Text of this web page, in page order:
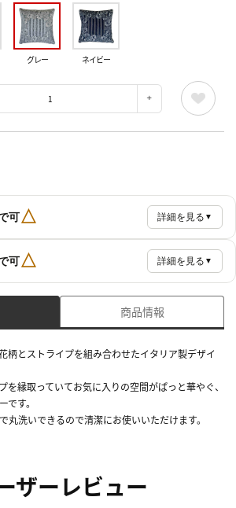
グレー ネイビー
可△ 詳細を見る ▼
可△ 詳細を見る ▼
商品情報
柄とストライプを組み合わせたイタリア製デザイ
を縁取っていてお気に入りの空間がぱっと華やぐ、
す。
丸洗いできるので清潔にお使いいただけます。
ザーレビュー